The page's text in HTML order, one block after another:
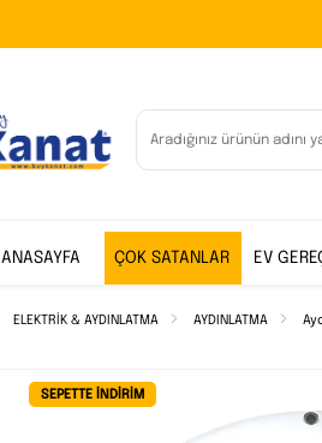
ANASAYFA ÇOK SATANLAR EV
ELEKTRİK & AYDINLATMA AYDINLATMA
SEPETTE İNDIRIM